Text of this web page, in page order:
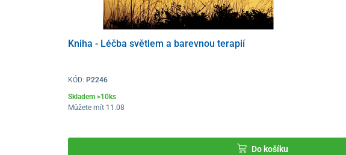
Kniha - Léčba světlem a barevnou terapií
KÓD: P2246
Skladem >10ks
Můžete mít 11.08
Do košíku